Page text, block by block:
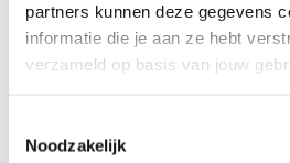
partners kunnen deze gegevens
informatie die je aan ze hebt
verzameld op basis van jouw
Noodzakelijk